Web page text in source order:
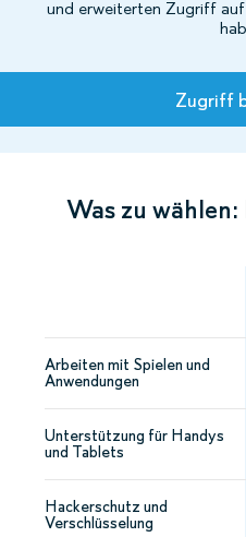
und erweiterten Zugriff
Was zu
Arbeiten mit Spielen und
Anwendungen
Unterstützung für Handys
und Tablets
Hackerschutz und
Verschlüsselung
Zugriff